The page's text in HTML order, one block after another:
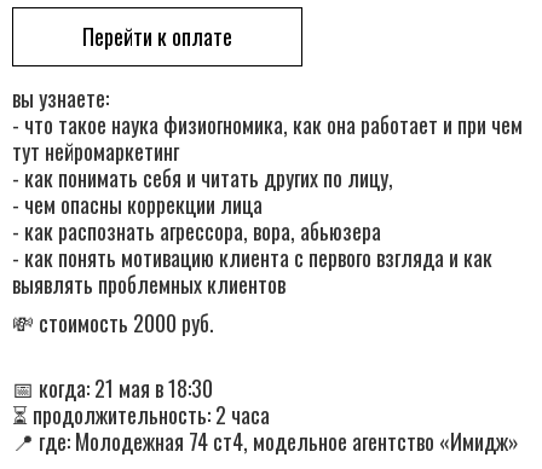
Перейти к оплате
вы узнаете:
- что такое наука физиогномика, как она работает и при чем
тут нейромаркетинг
- как понимать себя и читать других по лицу,
- чем опасны коррекции лица
- как распознать агрессора, вора, абьюзера
- как понять мотивацию клиента с первого взгляда и как
выявлять проблемных клиентов
💸 стоимость 2000 руб.
📅 когда: 21 мая в 18:30
⏳ продолжительность: 2 часа
📍 где: Молодежная 74 ст4, модельное агентство «Имидж»